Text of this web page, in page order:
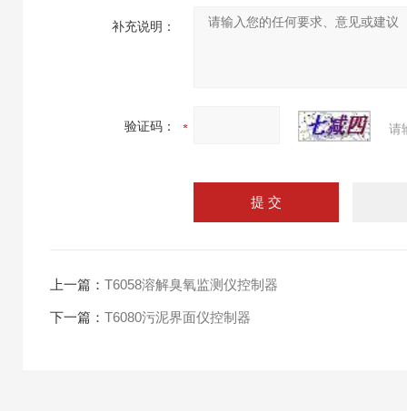
补充说明：
验证码： 请
上一篇： T6058溶解臭氧监测仪控制器
下一篇： T6080污泥界面仪控制器